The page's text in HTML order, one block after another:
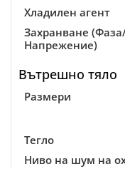
Хладилен агент
Захранване
Напрежение)
Вътрешно тяло
Размери
Тегло
Ниво на шум на